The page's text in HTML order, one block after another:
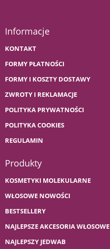
Informacje
KONTAKT
FORMY PŁATNOŚCI
FORMY I KOSZTY DOSTAWY
ZWROTY I REKLAMACJE
POLITYKA PRYWATNOŚCI
POLITYKA COOKIES
REGULAMIN
Produkty
KOSMETYKI MOLEKULARNE
WŁOSOWE NOWOŚCI
BESTSELLERY
NAJLEPSZE AKCESORIA WŁOSOWE
NAJLEPSZY JEDWAB